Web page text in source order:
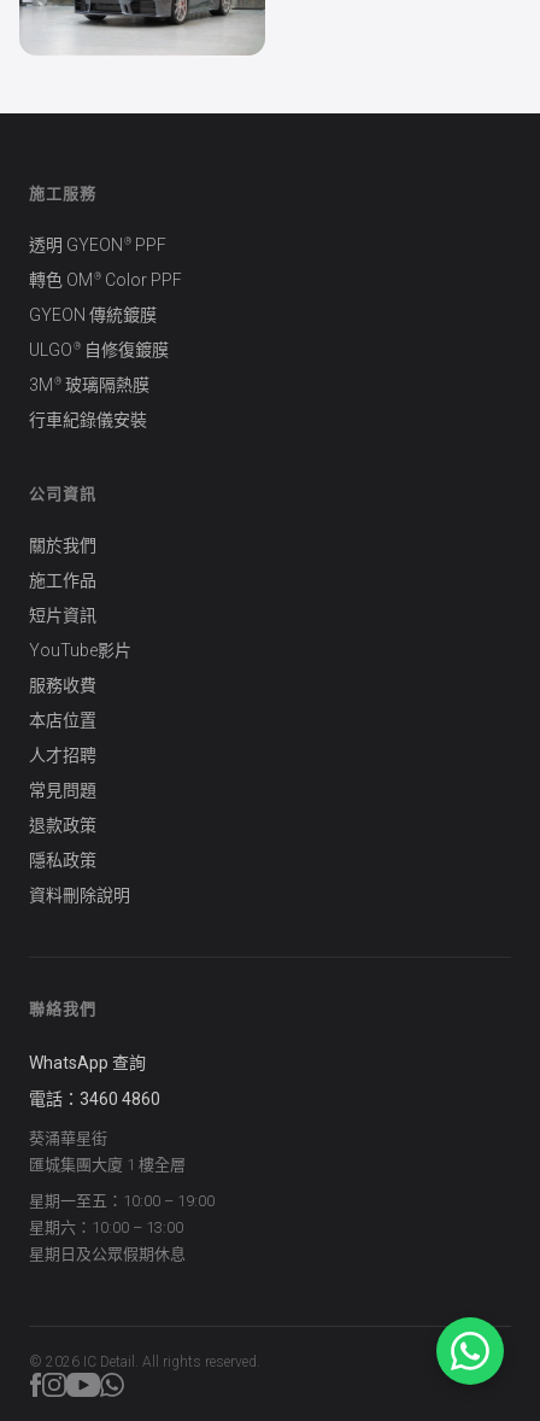
Porsche 911
施工服務
透明 GYEON ® PPF
轉色 OM ® Color PPF
GYEON 傳統鍍膜
ULGO ® 自修復鍍膜
3M ® 玻璃隔熱膜
行車紀錄儀安裝
公司資訊
關於我們
施工作品
短片資訊
YouTube影片
服務收費
本店位置
人才招聘
常見問題
退款政策
隱私政策
資料刪除說明
聯絡我們
WhatsApp 查詢
電話：3460 4860
葵涌華星街
匯城集團大廈 1 樓全層
星期一至五：10:00 – 19:00
星期六：10:00 – 13:00
星期日及公眾假期休息
© 2026 IC Detail. All rights reserved.